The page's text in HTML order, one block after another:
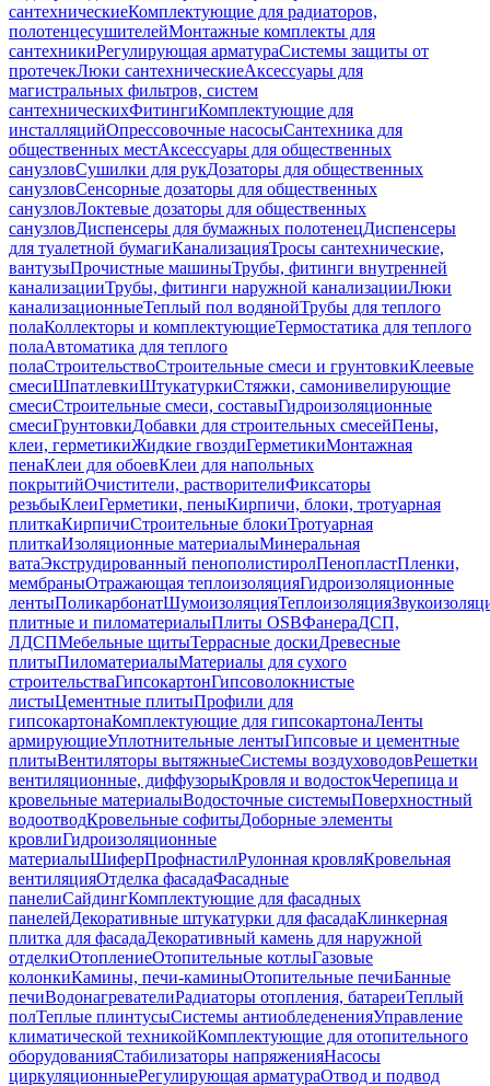
сантехническиеКомплектующие для радиаторов,
полотенцесушителейМонтажные комплекты для
сантехникиРегулирующая арматураСистемы защиты от
протечекЛюки сантехническиеАксессуары для
магистральных фильтров, систем
сантехническихФитингиКомплектующие для
инсталляцийОпрессовочные насосыСантехника для
общественных местАксессуары для общественных
санузловСушилки для рукДозаторы для общественных
санузловСенсорные дозаторы для общественных
санузловЛоктевые дозаторы для общественных
санузловДиспенсеры для бумажных полотенецДиспенсеры
для туалетной бумагиКанализацияТросы сантехнические,
вантузыПрочистные машиныТрубы, фитинги внутренней
канализацииТрубы, фитинги наружной канализацииЛюки
канализационныеТеплый пол водянойТрубы для теплого
полаКоллекторы и комплектующиеТермостатика для теплого
полаАвтоматика для теплого
полаСтроительствоСтроительные смеси и грунтовкиКлеевые
смесиШпатлевкиШтукатуркиСтяжки, самонивелирующие
смесиСтроительные смеси, составыГидроизоляционные
смесиГрунтовкиДобавки для строительных смесейПены,
клеи, герметикиЖидкие гвоздиГерметикиМонтажная
пенаКлеи для обоевКлеи для напольных
покрытийОчистители, растворителиФиксаторы
резьбыКлеиГерметики, пеныКирпичи, блоки, тротуарная
плиткаКирпичиСтроительные блокиТротуарная
плиткаИзоляционные материалыМинеральная
ватаЭкструдированный пенополистиролПенопластПленки,
мембраныОтражающая теплоизоляцияГидроизоляционные
лентыПоликарбонатШумоизоляцияТеплоизоляция
плитные и пиломатериалыПлиты OSBФанераДСП,
ЛДСПМебельные щитыТеррасные доскиДревесные
плитыПиломатериалыМатериалы для сухого
строительстваГипсокартонГипсоволокнистые
листыЦементные плитыПрофили для
гипсокартонаКомплектующие для гипсокартонаЛенты
армирующиеУплотнительные лентыГипсовые и цементные
плитыВентиляторы вытяжныеСистемы воздуховодовРешетки
вентиляционные, диффузорыКровля и водостокЧерепица и
кровельные материалыВодосточные системыПоверхностный
водоотводКровельные софитыДоборные элементы
кровлиГидроизоляционные
материалыШиферПрофнастилРулонная кровляКровельная
вентиляцияОтделка фасадаФасадные
панелиСайдингКомплектующие для фасадных
панелейДекоративные штукатурки для фасадаКлинкерная
плитка для фасадаДекоративный камень для наружной
отделкиОтоплениеОтопительные котлыГазовые
колонкиКамины, печи-каминыОтопительные печиБанные
печиВодонагревателиРадиаторы отопления, батареиТеплый
полТеплые плинтусыСистемы антиобледененияУправление
климатической техникойКомплектующие для отопительного
оборудованияСтабилизаторы напряженияНасосы
циркуляционныеРегулирующая арматураОтвод и подвод